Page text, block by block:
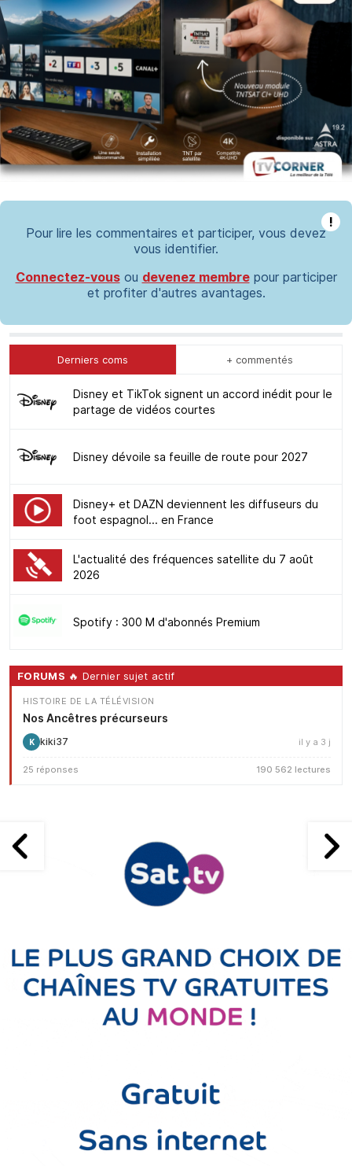
!
Pour lire les commentaires et participer, vous devez
vous identifier.
Connectez-vousou devenez membrepour participer
et profiter d'autres avantages.
Derniers coms + commentés
Disney et TikTok signent un accord inédit pour le
partage de vidéos courtes
Disney dévoile sa feuille de route pour 2027
Disney+ et DAZN deviennent les diffuseurs du
foot espagnol... en France
L'actualité des fréquences satellite du 7 août
2026
Spotify : 300 M d'abonnés Premium
FORUMS 🔥 Dernier sujet actif
HISTOIRE DE LA TÉLÉVISION
Nos Ancêtres précurseurs
K kiki37 il y a 3 j
25 réponses 190 562 lectures